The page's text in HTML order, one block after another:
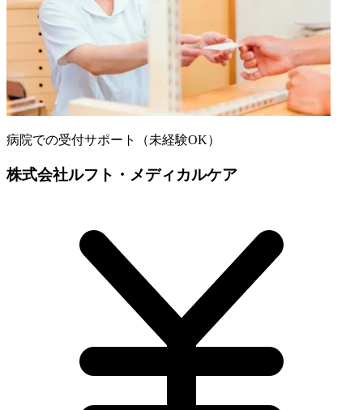
病院での受付サポート（未経験OK）
株式会社ルフト・メディカルケア